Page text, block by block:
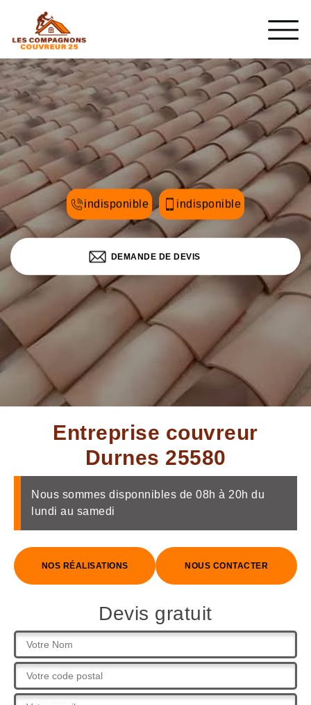
indisponible indisponible
DEMANDE DE DEVIS
Entreprise couvreur
Durnes 25580
Nous sommes disponnibles de 08h à 20h du
lundi au samedi
NOS RÉALISATIONS NOUS CONTACTER
Devis gratuit